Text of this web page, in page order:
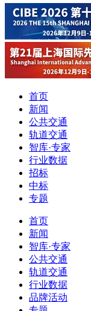
首页
新闻
公共交通
轨道交通
智库·专家
行业数据
招标
中标
专题
首页
新闻
智库·专家
公共交通
轨道交通
行业数据
品牌活动